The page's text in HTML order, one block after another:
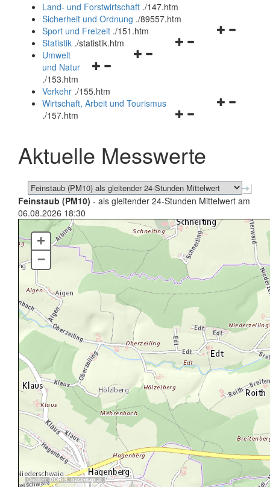
und
schließen
Land- und Forstwirtschaft ./147.htm
Sicherheit und Ordnung ./89557.htm
Navigationsmenü
Sport und Freizeit ./151.htm
Navigationsmenü
Statistik ./statistik.htm
Navigationsmenü
und
schließen
Umwelt
und Natur
./153.htm
Verkehr ./155.htm
Navigationsmenü
schließen
Wirtschaft, Arbeit und Tourismus
./157.htm
Aktuelle Messwerte
Feinstaub (PM10) - als gleitender 24-Stunden Mittelwert am
06.08.2026 18:30
Quellen: DORIS,basemap.at
+
–